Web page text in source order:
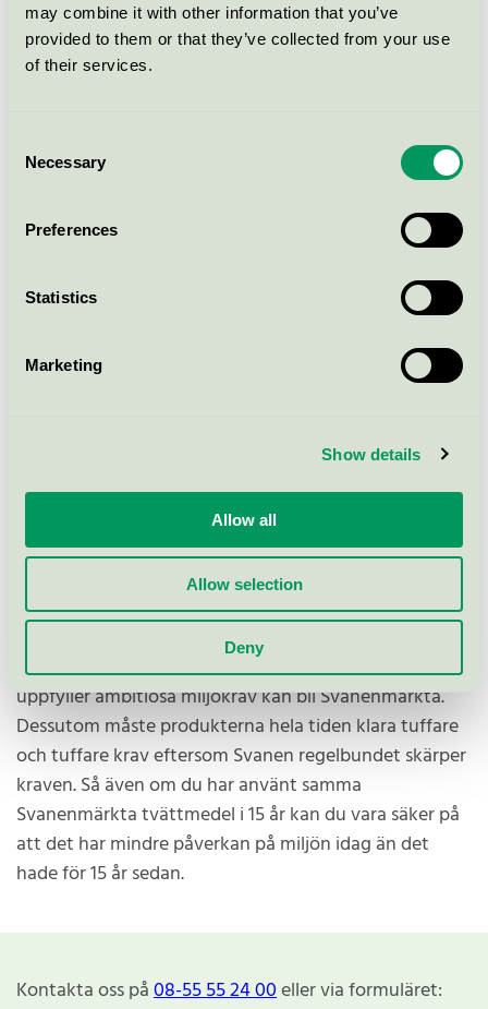
may combine it with other information that you’ve
provided to them or that they’ve collected from your use
of their services.
Selection
Necessary
Preferences
Statistics
Marketing
Show details
Allow all
Allow selection
Deny
finns störst chans att minimera den totala
påverkan på miljön när de tillverkas, har andra det när
de används. Och medan vissa produkter har en stor
potential att minska sin klimatpåverkan, kan andra
minska användningen av oönskade kemikalier.
Helhetsperspektivet gör Svanen till en av världens
tuffaste miljömärkningar. Endast produkter som
uppfyller ambitiösa miljökrav kan bli Svanenmärkta.
Dessutom måste produkterna hela tiden klara tuffare
och tuffare krav eftersom Svanen regelbundet skärper
kraven. Så även om du har använt samma
Svanenmärkta tvättmedel i 15 år kan du vara säker på
att det har mindre påverkan på miljön idag än det
hade för 15 år sedan.
Kontakta oss på08-55 55 24 00eller via formuläret: